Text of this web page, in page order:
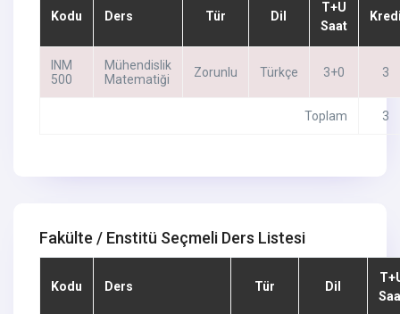
Kodu Ders Tür Dil
T+U
Saat
INM
500
Mühendislik
Matematiği
Zorunlu Türkçe 3+0 3
Toplam 3
Fakülte / Enstitü Seçmeli Ders Listesi
Kodu Ders Tür Dil